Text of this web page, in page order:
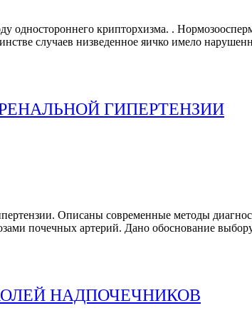
одностороннего крипторхизма. .
случаев низведенное яичко имело
ГИПЕРТЕНЗИИ
Описаны современные методы
почечных артерий. Дано обоснование
НАДПОЧЕЧНИКОВ